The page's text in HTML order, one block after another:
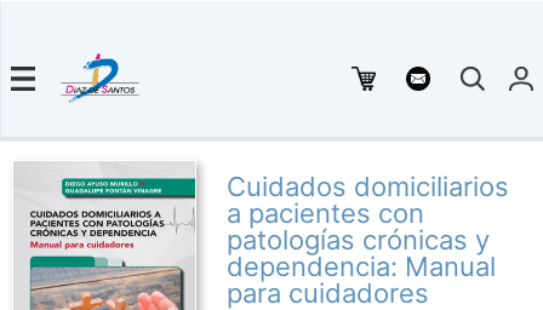
Cuidados domiciliarios
a pacientes con
patologías crónicas y
dependencia: Manual
para cuidadores